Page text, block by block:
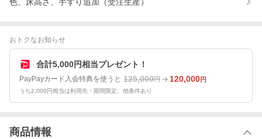
色、床高さ、手すり追加（受注生産）
おトクなお知らせ
合計5,000円相当プレゼント！
PayPayカード入会特典を使うと 125,000円 120,000円
うち2,000円相当は利用先・期間限定。他条件あり
商品情報